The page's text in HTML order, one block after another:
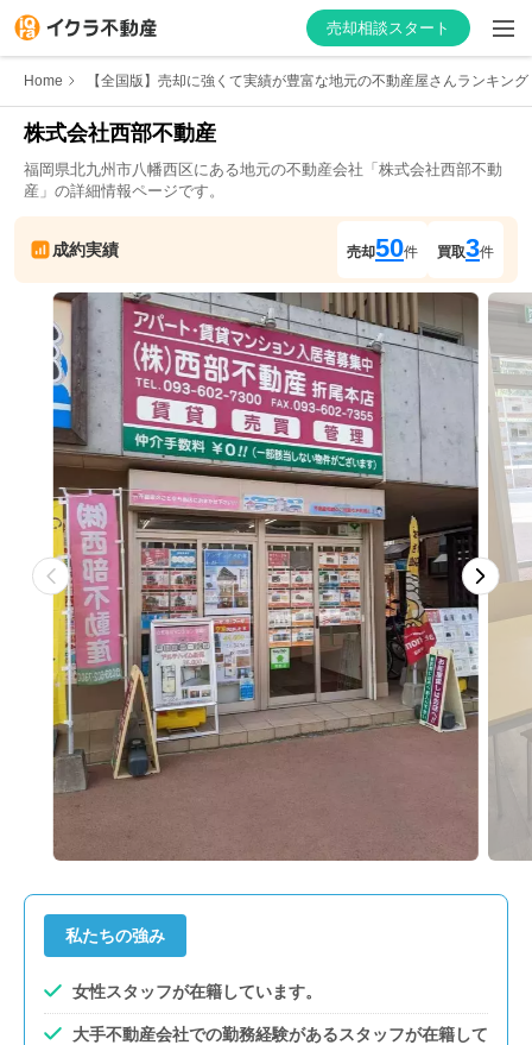
売却相談スタート
はじめての方へ
不動産会社を探す
物件の価格を知る
お家の売却を学ぶ
不動産会社向け情報
Home 【全国版】売却に強くて実績が豊富な地元の不動産屋さんランキング
株式会社西部不動産
福岡県北九州市八幡西区にある地元の不動産会社「 株式会社西部不動
産 」の詳細情報ページです。
成約実績 売却50件 買取3件
私たちの強み
女性スタッフが在籍しています。
大手不動産会社での勤務経験があるスタッフが在籍して